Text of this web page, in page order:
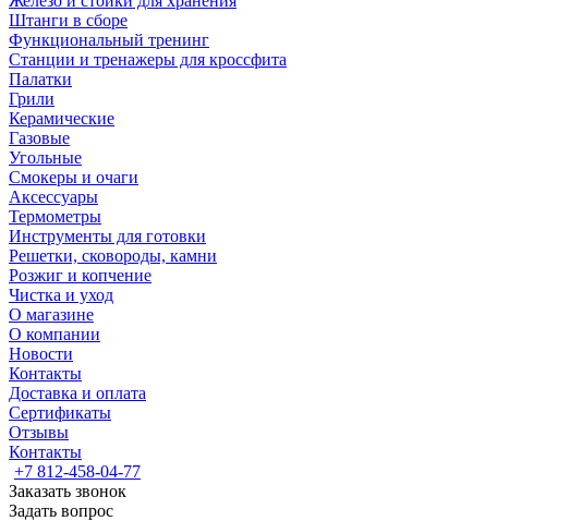
Штанги в сборе
Функциональный тренинг
Станции и тренажеры для кроссфита
Палатки
Грили
Керамические
Газовые
Угольные
Смокеры и очаги
Аксессуары
Термометры
Инструменты для готовки
Решетки, сковороды, камни
Розжиг и копчение
Чистка и уход
О магазине
О компании
Новости
Контакты
Доставка и оплата
Сертификаты
Отзывы
Контакты
+7 812-458-04-77
Заказать звонок
Задать вопрос